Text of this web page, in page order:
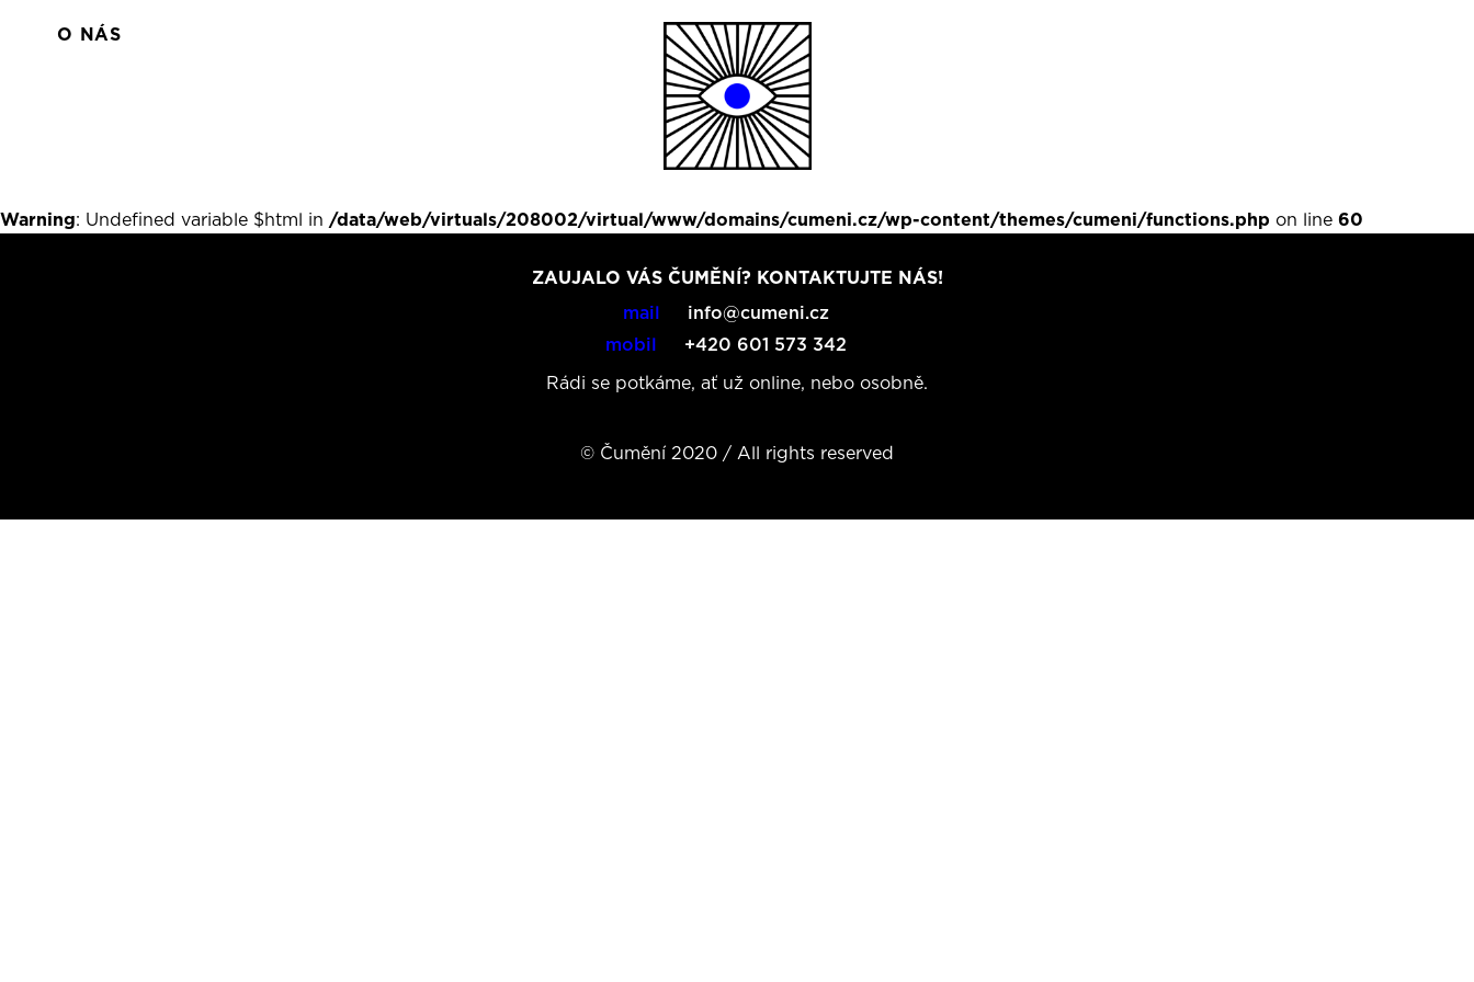
O NÁS
Warning: Undefined variable $html in /data/web/virtuals/208002/virtual/www/domains/cumeni.cz/wp-content/themes/cumeni/functions.php on line 60
ZAUJALO VÁS ČUMĚNÍ? KONTAKTUJTE NÁS!
mail
info@cumeni.cz
mobil
+420 601 573 342
Rádi se potkáme, ať už online, nebo osobně.
© Čumění 2020 / All rights reserved